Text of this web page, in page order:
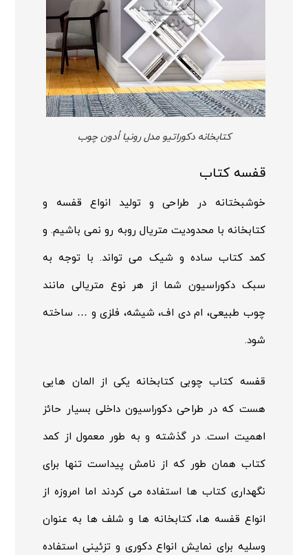
کتابخانه دکوراتیو مدل رونیا اُدون چوب
قفسه کتاب
خوشبختانه در طراحی و تولید انواع قفسه و
کتابخانه با محدودیت متریال روبه رو نمی باشیم. و
کمد کتاب ساده و شیک می تواند. با توجه به
سبک دکوراسیون شما از هر نوع متریالی مانند
چوب طبیعی، ام دی اف، شیشه، فلزی و … ساخته
شود.
قفسه کتاب چوبی کتابخانه یکی از المان هایی
هست که در طراحی دکوراسیون داخلی بسیار حائز
اهمیت است. در گذشته و به طور معمول از کمد
کتاب همان طور که از نامش پیداست تنها برای
نگهداری کتاب ها استفاده می کردند اما امروزه از
انواع قفسه ها، کتابخانه ها و شلف ها به عنوان
وسلیه برای نمایش انواع دکوری و تزئینی استفاده